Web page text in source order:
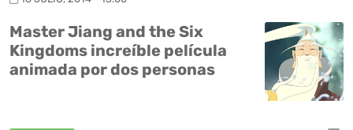
Master Jiang and the Six
Kingdoms increíble película
animada por dos personas